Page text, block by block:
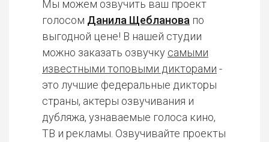
Мы можем озвучить ваш проект
голосом Данила Щебланова по
выгодной цене! В нашей студии
можно заказать озвучку самыми
известными топовыми дикторами -
это лучшие федеральные дикторы
страны, актеры озвучивания и
дубляжа, узнаваемые голоса кино,
ТВ и рекламы. Озвучивайте проекты